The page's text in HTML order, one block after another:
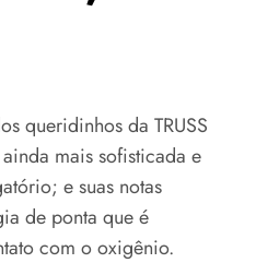
queridinhos da TRUSS
mais sofisticada e
e suas notas
de ponta que é
com o oxigênio.